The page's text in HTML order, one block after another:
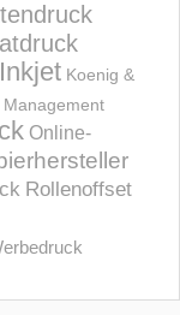
Inkjet Koenig &
Management
Online-
Rollenoffset